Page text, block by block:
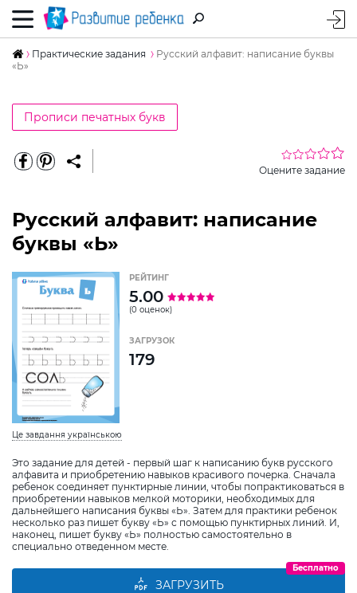
Практические задания
Русский алфавит: написание буквы
«Ь»
Прописи печатных букв
Оцените задание
Русский алфавит: написание
буквы «Ь»
Це завдання українською
Это задание для детей - первый шаг к написанию букв русского
алфавита и приобретению навыков красивого почерка. Сначала
ребенок соединяет пунктирные линии, чтобы попрактиковаться в
приобретении навыков мелкой моторики, необходимых для
дальнейшего написания буквы «Ь». Затем для практики ребенок
несколько раз пишет букву «Ь» с помощью пунктирных линий. И,
наконец, пишет букву «Ь» полностью самостоятельно в
специально отведенном месте.
РЕЙТИНГ
5.00
(0 оценок)
ЗАГРУЗОК
179
ЗАГРУЗИТЬ
Бесплатно